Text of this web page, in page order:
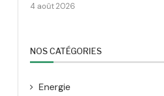
4 août 2026
NOS CATÉGORIES
Energie